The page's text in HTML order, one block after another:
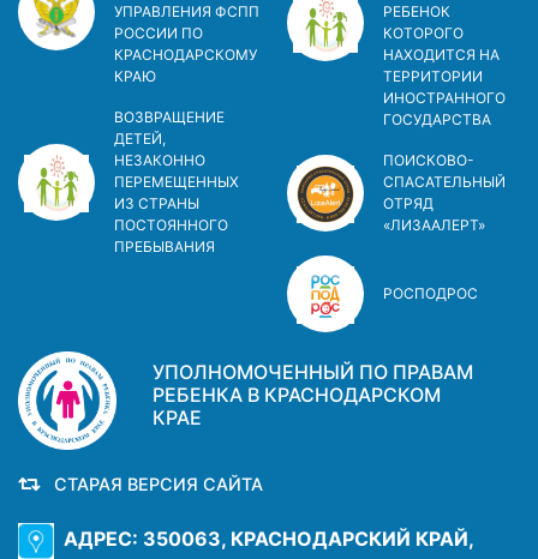
УПРАВЛЕНИЯ ФСПП
РОССИИ ПО
КРАСНОДАРСКОМУ
КРАЮ
ВОЗВРАЩЕНИЕ
ДЕТЕЙ,
НЕЗАКОННО
ПЕРЕМЕЩЕННЫХ
ИЗ СТРАНЫ
ПОСТОЯННОГО
ПРЕБЫВАНИЯ
РЕБЕНОК
КОТОРОГО
НАХОДИТСЯ НА
ТЕРРИТОРИИ
ИНОСТРАННОГО
ГОСУДАРСТВА
ПОИСКОВО-
СПАСАТЕЛЬНЫЙ
ОТРЯД
«ЛИЗААЛЕРТ»
РОСПОДРОС
УПОЛНОМОЧЕННЫЙ ПО ПРАВАМ
РЕБЕНКА В КРАСНОДАРСКОМ
КРАЕ
СТАРАЯ ВЕРСИЯ САЙТА
АДРЕС: 350063, КРАСНОДАРСКИЙ КРАЙ,